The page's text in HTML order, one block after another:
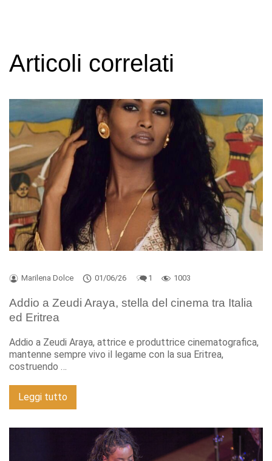
Articoli correlati
Marilena Dolce 01/06/26 1 1003
Addio a Zeudi Araya, stella del cinema tra Italia
ed Eritrea
Addio a Zeudi Araya, attrice e produttrice cinematografica,
mantenne sempre vivo il legame con la sua Eritrea,
costruendo …
Leggi tutto